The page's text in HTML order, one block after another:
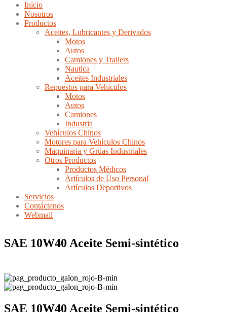
Inicio
Nosotros
Productos
Aceites, Lubricantes y Derivados
Motos
Autos
Camiones y Trailers
Nautica
Aceites Industriales
Repuestos para Vehículos
Motos
Autos
Camiones
Industria
Vehículos Chinos
Motores para Vehículos Chinos
Maquinaria y Grúas Industriales
Otros Productos
Productos Médicos
Artículos de Uso Personal
Artículos Deportivos
Servicios
Contáctenos
Webmail
SAE 10W40 Aceite Semi-sintético
SAE 10W40 Aceite Semi-sintético